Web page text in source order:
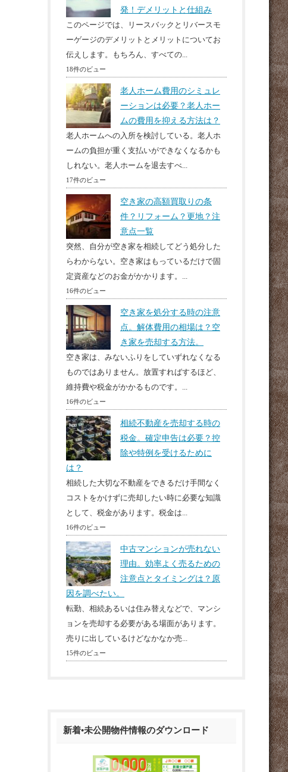
発！デメリットと仕組み
このページでは、リースバックとリバースモ
ーゲージのデメリットとメリットについてお
伝えします。もちろん、すべての...
18件のビュー
老人ホーム費用のシミュレ
ーションは必要？老人ホー
ムの費用を抑える方法は？
老人ホームへの入所を検討している。老人ホ
ームの負担が重く支払いができなくなるかも
しれない。老人ホームを退去すべ...
17件のビュー
空き家の高額買取りの条
件？リフォーム？更地？注
意点一覧
突然、自分が空き家を相続してどう処分した
らわからない。空き家はもっているだけで固
定資産などのお金がかかります。...
16件のビュー
空き家を処分する時の注意
点。解体費用の相場は？空
き家を売却する方法。
空き家は、みないふりをしていずれなくなる
ものではありません。放置すればするほど、
維持費や税金がかかるものです。...
16件のビュー
相続不動産を売却する時の
税金。確定申告は必要？控
除や特例を受けるために
は？
相続した大切な不動産をできるだけ手間なく
コストをかけずに売却したい時に必要な知識
として、税金があります。税金は...
16件のビュー
中古マンションが売れない
理由。効率よく売るための
注意点とタイミングは？原
因を調べたい。
転勤、相続あるいは住み替えなどで、マンシ
ョンを売却する必要がある場面があります。
売りに出しているけどなかなか売...
15件のビュー
新着•未公開物件情報のダウンロード